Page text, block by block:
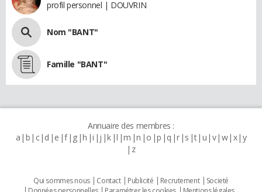
profil personnel | DOUVRIN
Nom "BANT"
Famille "BANT"
Annuaire des membres :
a b c d e f g h i j k l m n o p q r s t u v w x y
z
Qui sommes nous Contact Publicité Recrutement
Societé